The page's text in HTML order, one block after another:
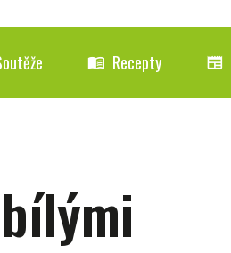
menu_book Recepty newspaper